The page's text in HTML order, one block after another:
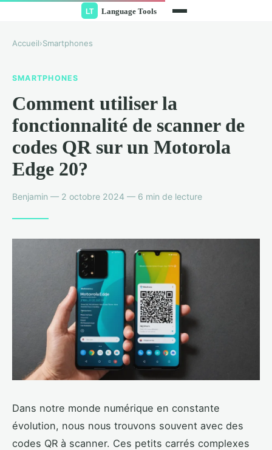
Accueil›Smartphones
SMARTPHONES
Comment utiliser la
fonctionnalité de scanner de
codes QR sur un Motorola
Edge 20?
Benjamin — 2 octobre 2024 — 6 min de lecture
Dans notre monde numérique en constante
évolution, nous nous trouvons souvent avec des
codes QR à scanner. Ces petits carrés complexes